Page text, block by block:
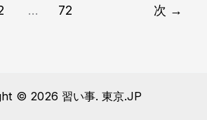
… 72 次 →
© 2026 習い事. 東京.JP